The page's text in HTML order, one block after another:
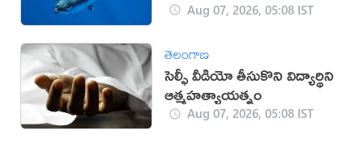
Aug 07, 2026, 05:08 IST
తెలంగాణ
సెల్ఫీ వీడియో తీసుకొని విద్యార్థిని
ఆత్మహత్యాయత్నం
Aug 07, 2026, 05:08 IST